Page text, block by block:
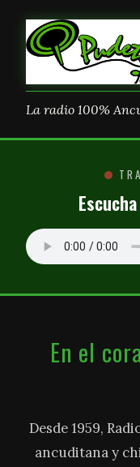
La radio 100%
Escucha
En el
Desde 1959,
ancuditana y